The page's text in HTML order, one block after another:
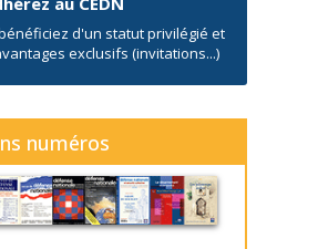
d'un statut privilégié et
exclusifs (invitations...)
numéros